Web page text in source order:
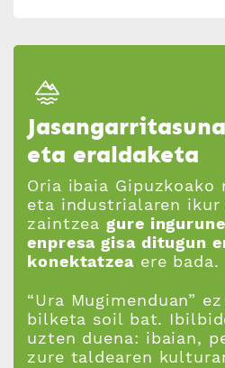
eta eraldaketa
Oria ibaia Gipuzkoako
eta industrialaren ikur
zaintzeagure
enpresa gisa ditugun
konektatzeaere bada.
“Ura Mugimenduan”
bilketa soil bat.
uzten duena: ibaian,
zure taldearen